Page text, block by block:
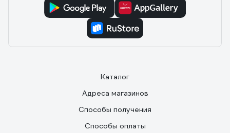
Каталог
Адреса магазинов
Способы получения
Способы оплаты